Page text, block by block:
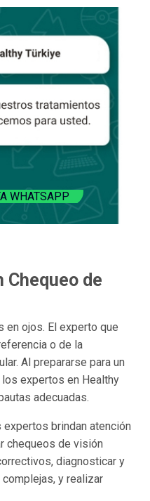
WHATSAPP
Chequeo de
en ojos. El experto que
o de la
Al prepararse para un
expertos en Healthy
adecuadas.
brindan atención
chequeos de visión
diagnosticar y
y realizar